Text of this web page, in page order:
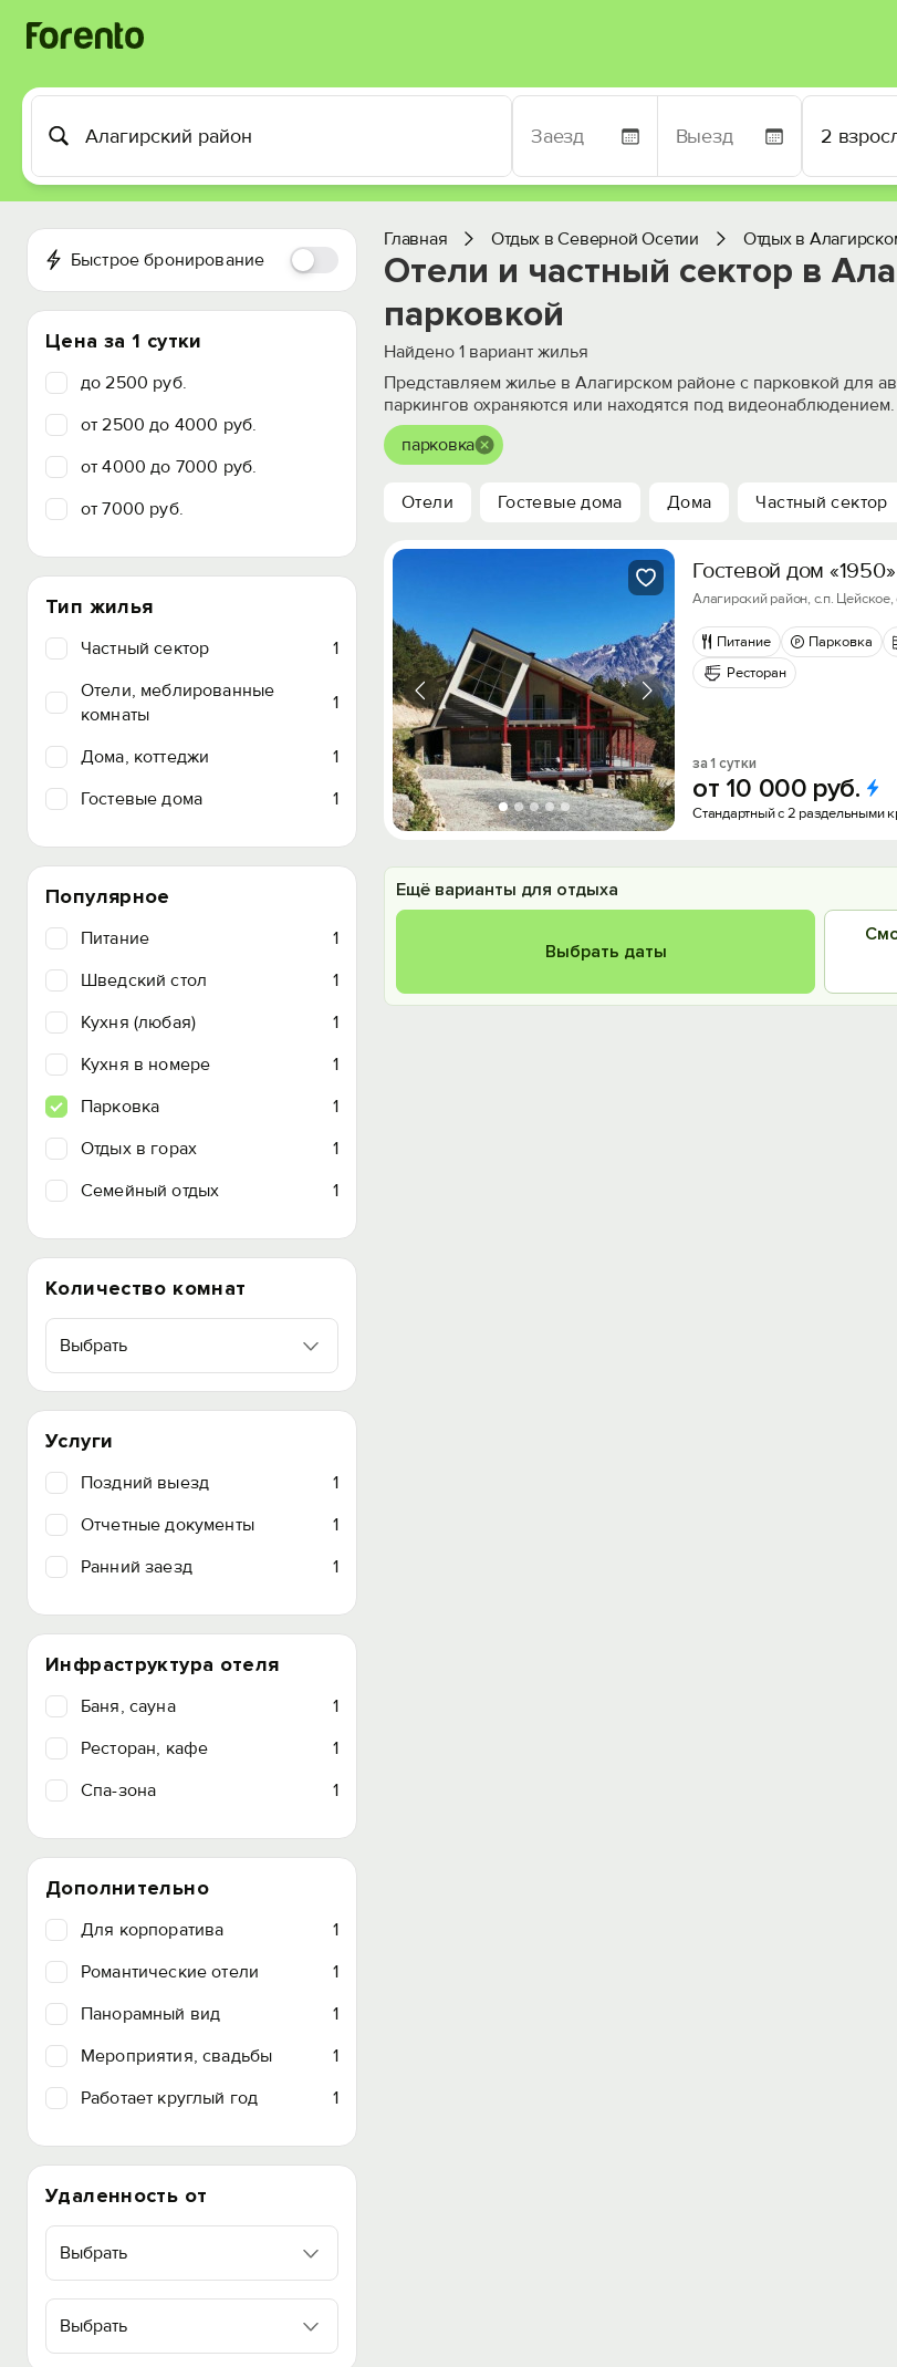
2
Быстрое бронирование
Цена за 1 сутки
до 2500 руб.
от 2500 до 4000 руб.
от 4000 до 7000 руб.
от 7000 руб.
Тип жилья
Частный сектор
1
Отели, меблированные
комнаты
1
Дома, коттеджи
1
Гостевые дома
1
Популярное
Питание
1
Шведский стол
1
Кухня (любая)
1
Кухня в номере
1
Парковка
1
Отдых в горах
1
Семейный отдых
1
Количество комнат
Выбрать
Услуги
Поздний выезд
1
Отчетные документы
1
Ранний заезд
1
Инфраструктура отеля
Баня, сауна
1
Ресторан, кафе
1
Спа-зона
1
Дополнительно
Для корпоратива
1
Романтические отели
1
Панорамный вид
1
Мероприятия, свадьбы
1
Работает круглый год
1
Удаленность от
Выбрать
Выбрать
Главная Отдых в Северной Осетии Отдых в
Отели и частный сектор в
парковкой
Найдено 1 вариант жилья
Представляем жилье в Алагирском районе с парковкой для
паркингов охраняются или находятся под видеонаблюдением.
парковка
Отели Гостевые дома Дома Частный сектор
Гостевой дом «1950»
Алагирский район, с.п. Цейское,
Питание Парковка
Ресторан
за 1 сутки
от 10 000 руб.
Стандартный с 2 раздельными
Ещё варианты для отдыха
Выбрать даты